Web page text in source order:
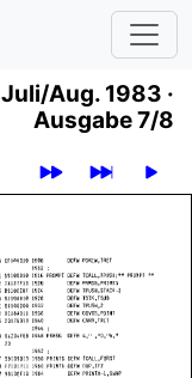
Juli/Aug. 1983 ·
Ausgabe 7/8